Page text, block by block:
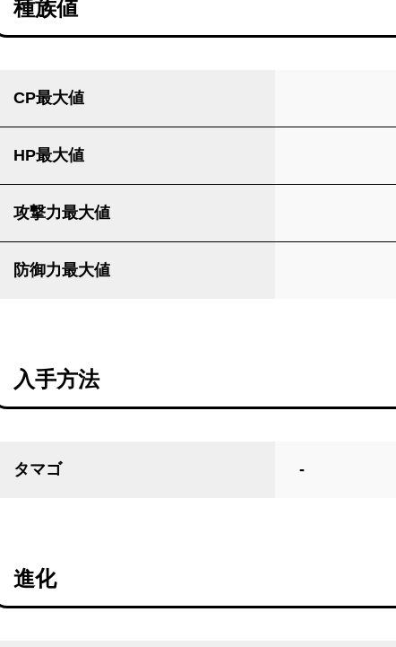
種族値
CP最大値
HP最大値
攻撃力最大値
防御力最大値
入手方法
タマゴ -
進化